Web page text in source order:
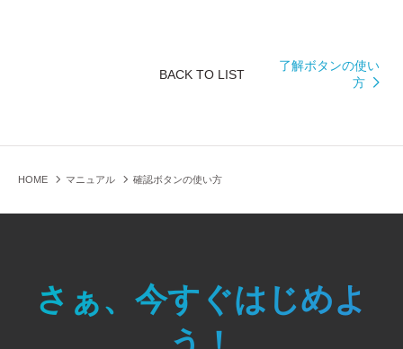
BACK TO LIST
了解ボタンの使い
方
HOME マニュアル 確認ボタンの使い方
さぁ、今すぐはじめよ